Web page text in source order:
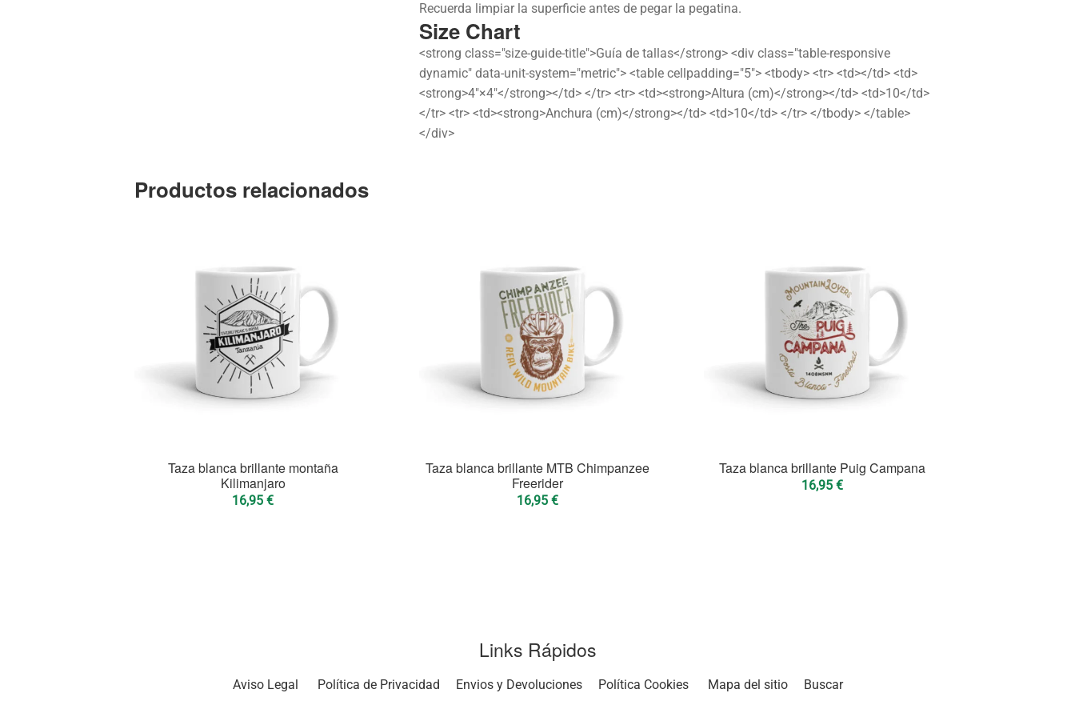
Recuerda limpiar la superficie antes de pegar la pegatina.
Size Chart
<strong class="size-guide-title">Guía de tallas</strong> <div class="table-responsive
dynamic" data-unit-system="metric"> <table cellpadding="5"> <tbody> <tr> <td></td> <td>
<strong>4″×4″</strong></td> </tr> <tr> <td><strong>Altura (cm)</strong></td> <td>10</td>
</tr> <tr> <td><strong>Anchura (cm)</strong></td> <td>10</td> </tr> </tbody> </table>
</div>
Productos relacionados
Taza blanca brillante montaña
Kilimanjaro
16,95€
Taza blanca brillante MTB Chimpanzee
Freerider
16,95 €
Taza blanca brillante Puig Campana
16,95 €
Links Rápidos
Aviso Legal Política de Privacidad Envios y Devoluciones Política Cookies Mapa del sitio Buscar